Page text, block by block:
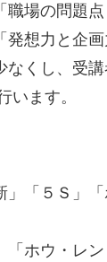
場の問題
想力と企
くし、受
います。
「５Ｓ」「
「ホウ・レ